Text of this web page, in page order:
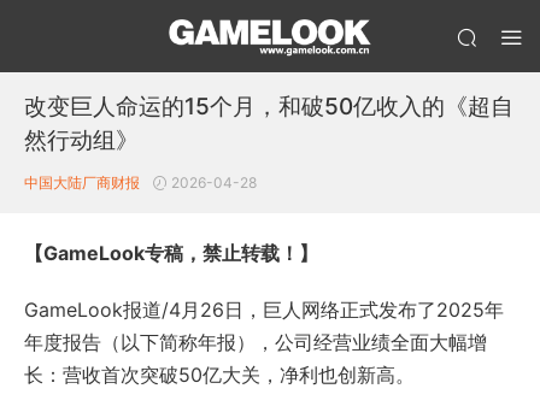
改变巨人命运的15个月，和破50亿收入的《超自
然行动组》
中国大陆厂商财报 2026-04-28
【GameLook专稿，禁止转载！】
GameLook报道/4月26日，巨人网络正式发布了2025年
年度报告（以下简称年报），公司经营业绩全面大幅增
长：营收首次突破50亿大关，净利也创新高。